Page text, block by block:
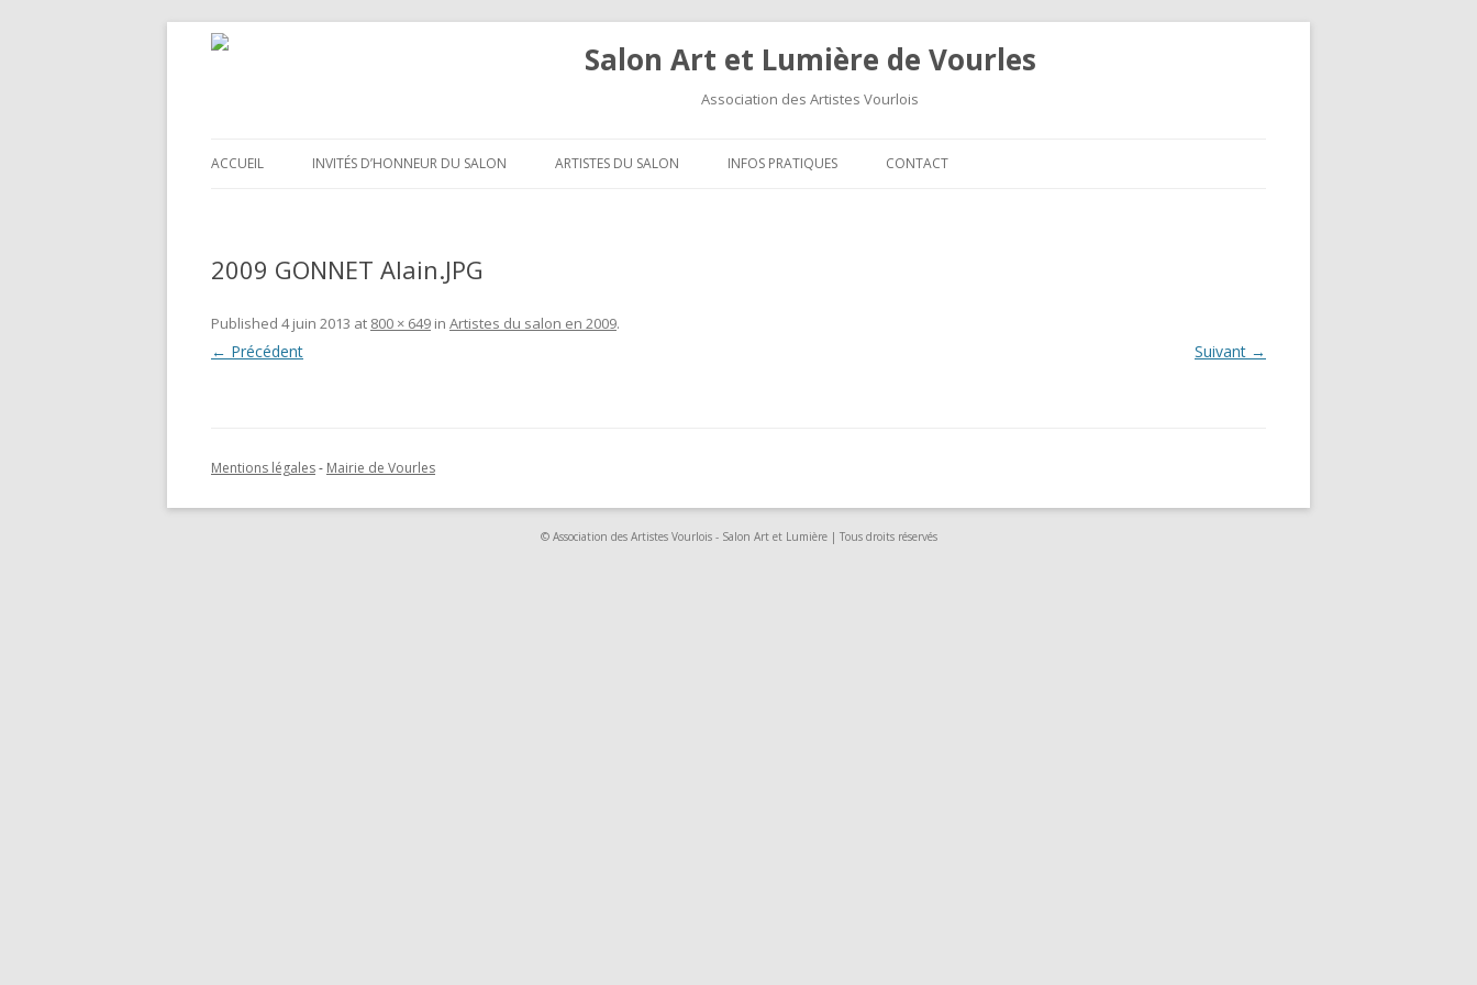
Salon Art et Lumière de Vourles
Association des Artistes Vourlois
ACCUEIL INVITÉS D’HONNEUR DU SALON ARTISTES DU SALON INFOS PRATIQUES CONTACT
2009 GONNET Alain.JPG
Published 4 juin 2013 at 800 × 649 in Artistes du salon en 2009.
← Précédent Suivant →
Mentions légales- Mairie de Vourles
© Association des Artistes Vourlois - Salon Art et Lumière | Tous droits réservés